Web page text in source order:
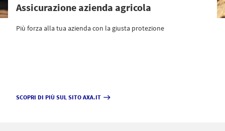
Assicurazione azienda agricola
Più forza alla tua azienda con la giusta protezione
SCOPRI DI PIÙ SUL SITO AXA.IT east